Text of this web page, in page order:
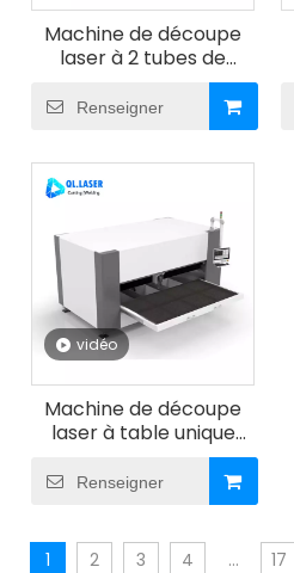
Machine de découpe
laser à 2 tubes de
Renseigner
vidéo
Machine de découpe
laser à table unique
avec couvercle
Renseigner
1 2 3 4 ... 17